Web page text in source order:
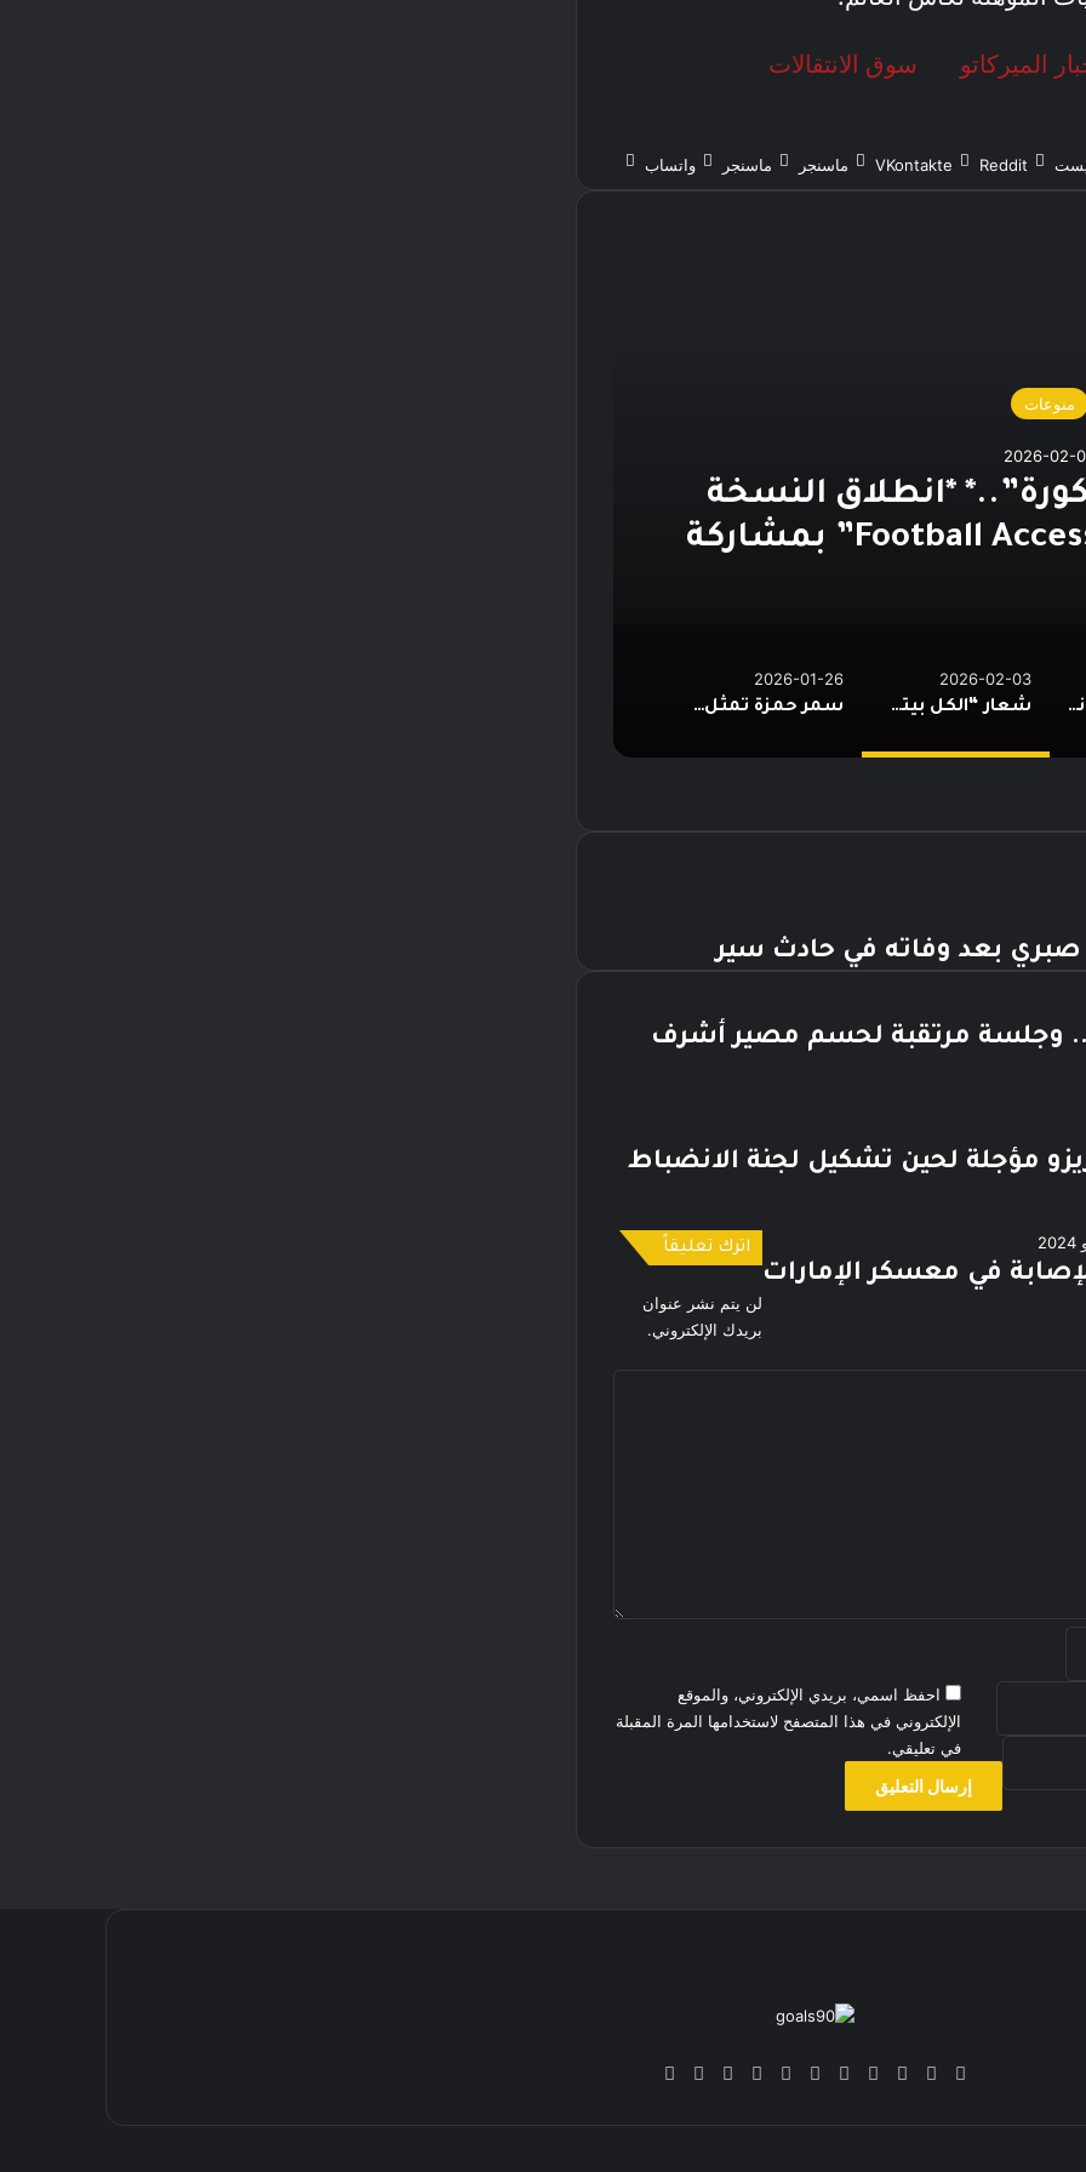
الميركاتو سوق الانتقالات
ماسنجر ماسنجر واتساب
منوعات
2026-02-
*انطلاق النسخة
الثالثة من “Football Access Summit” بمشاركة
إطلاق برنامج “ثانية بس”.. حكايات مؤمن الجندي من كواليس الرحلة
2026-02-03
شعار “الكل بيتكلم كورة”..* *انطلاق النسخة الثالثة من “Football Access Summit” بمشاركة نخبة من قادة صناعة كرة القدم العالمية* *القاهرة 03 فبراير 2026
2026-01-26
سمر حمزة تمثل مصر في بطولة المصارعة النسائية بروسيا
صبري بعد وفاته في حادث سير
وجلسة مرتقبة لحسم مصير أشرف
مؤجلة لحين تشكيل لجنة الانضباط
اترك تعليقاً
لن يتم نشر عنوان
بريدك الإلكتروني.
احفظ اسمي، بريدي الإلكتروني، والموقع
الإلكتروني في هذا المتصفح لاستخدامها المرة المقبلة
في تعليقي.
فيسبوك
‫X بينتيريست
‫YouTube انستقرام‫TikTokملخصGoogle